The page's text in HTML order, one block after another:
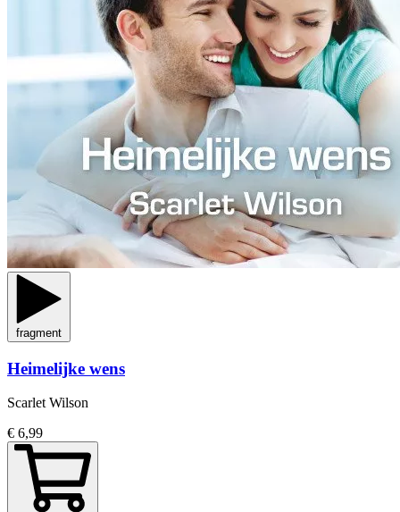
fragment
Heimelijke wens
Scarlet Wilson
€ 6,99